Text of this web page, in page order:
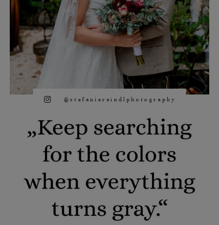
@stefaniereindlphotography